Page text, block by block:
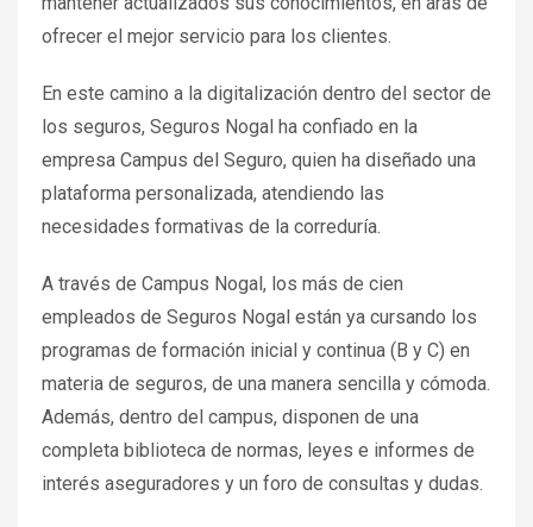
ofrecer el mejor servicio para los clientes.
En este camino a la digitalización dentro del sector de
los seguros, Seguros Nogal ha confiado en la
empresa Campus del Seguro, quien ha diseñado una
plataforma personalizada, atendiendo las
necesidades formativas de la correduría.
A través de Campus Nogal, los más de cien
empleados de Seguros Nogal están ya cursando los
programas de formación inicial y continua (B y C) en
materia de seguros, de una manera sencilla y cómoda.
Además, dentro del campus, disponen de una
completa biblioteca de normas, leyes e informes de
interés aseguradores y un foro de consultas y dudas.